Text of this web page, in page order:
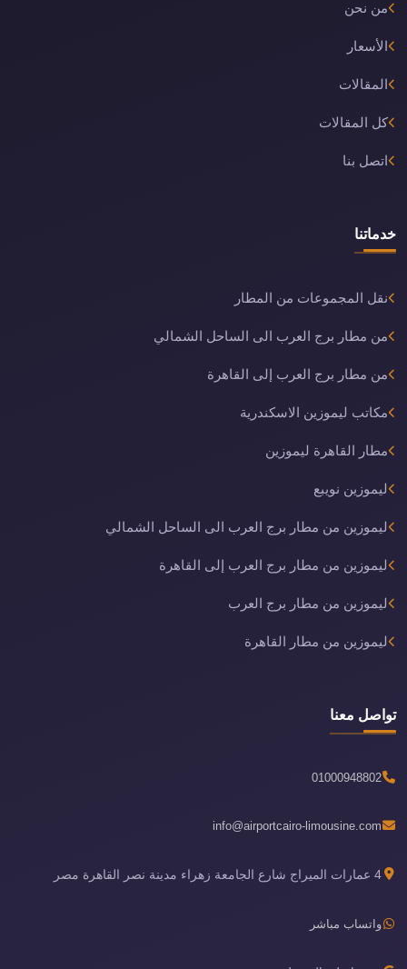
من نحن
الأسعار
المقالات
كل المقالات
اتصل بنا
خدماتنا
نقل المجموعات من المطار
من مطار برج العرب الى الساحل الشمالي
من مطار برج العرب إلى القاهرة
مكاتب ليموزين الاسكندرية
مطار القاهرة ليموزين
ليموزين نويبع
ليموزين من مطار برج العرب الى الساحل الشمالي
ليموزين من مطار برج العرب إلى القاهرة
ليموزين من مطار برج العرب
ليموزين من مطار القاهرة
تواصل معنا
01000948802
info@airportcairo-limousine.com
4 عمارات الميراج شارع الجامعة زهراء مدينة نصر القاهرة مصر
واتساب مباشر